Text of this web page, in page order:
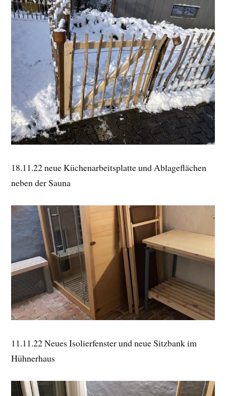
18.11.22 neue Küchenarbeitsplatte und Ablageflächen
neben der Sauna
11.11.22 Neues Isolierfenster und neue Sitzbank im
Hühnerhaus